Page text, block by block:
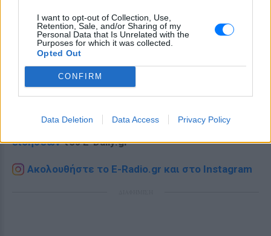
I want to opt-out of Collection, Use,
Retention, Sale, and/or Sharing of my
Personal Data that Is Unrelated with the
Purposes for which it was collected.
Opted Out
CONFIRM
Data Deletion Data Access Privacy Policy
Ακολουθήστε το E-Radio.gr στο
και μάθετε πρώτοιτα πιο hot νέα.
Για ακόμη περισσότερα , μπείτε στην
ροή
ειδήσεωντου E-Daily.gr
Ακολουθήστε το E-Radio.gr και στο Instagram